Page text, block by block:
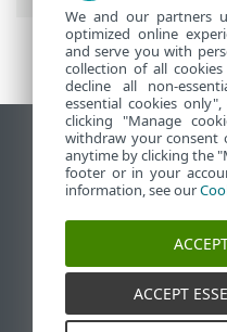
Ver sitio del
End of Life
Base de
Foro de ESET
ESET Status Portal
Soporte regional
We and our partners
optimized online
and serve you with
collection of all
decline all non-
essential cookies
clicking "Manage
withdraw your consent
anytime by clicking the
footer or in your
information, see our
ACCEPT